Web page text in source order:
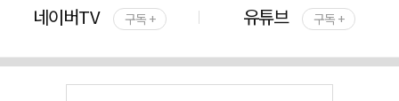
네이버TV 구독 + 유튜브 구독 +